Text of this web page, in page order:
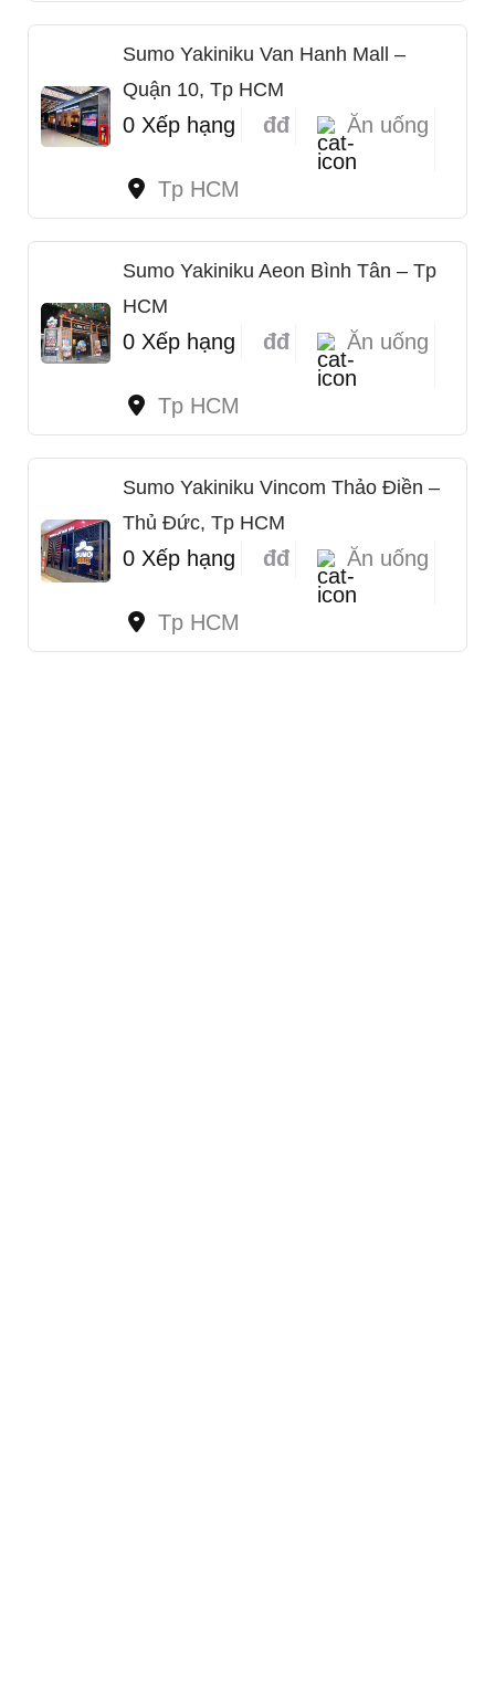
Sumo Yakiniku Van Hanh Mall –
Quận 10, Tp HCM
0 Xếp hạng đđ Ăn uống
Tp HCM
Sumo Yakiniku Aeon Bình Tân – Tp
HCM
0 Xếp hạng đđ Ăn uống
Tp HCM
Sumo Yakiniku Vincom Thảo Điền –
Thủ Đức, Tp HCM
0 Xếp hạng đđ Ăn uống
Tp HCM